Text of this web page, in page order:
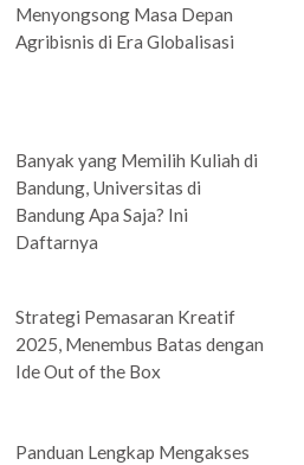
Menyongsong Masa Depan
Agribisnis di Era Globalisasi
Banyak yang Memilih Kuliah di
Bandung, Universitas di
Bandung Apa Saja? Ini
Daftarnya
Strategi Pemasaran Kreatif
2025, Menembus Batas dengan
Ide Out of the Box
Panduan Lengkap Mengakses